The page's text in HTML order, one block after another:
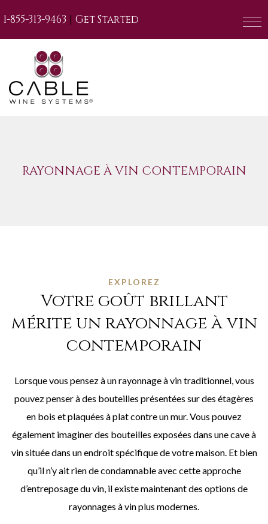
1-855-313-9463 | Get Started
RAYONNAGE À VIN CONTEMPORAIN
EXPLOREZ
Votre goût brillant
mérite un rayonnage à vin
contemporain
Lorsque vous pensez à un rayonnage à vin traditionnel, vous
pouvez penser à des bouteilles présentées sur des étagères
en bois et plaquées à plat contre un mur. Vous pouvez
également imaginer des bouteilles exposées dans une cave à
vin située dans un endroit spécifique de votre maison. Et bien
qu’il n’y ait rien de condamnable avec cette approche
d’entreposage du vin, il existe maintenant des options de
rayonnages à vin plus modernes.